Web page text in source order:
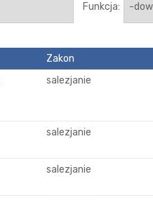
Funkcja:
Zakon
salezjanie
salezjanie
salezjanie